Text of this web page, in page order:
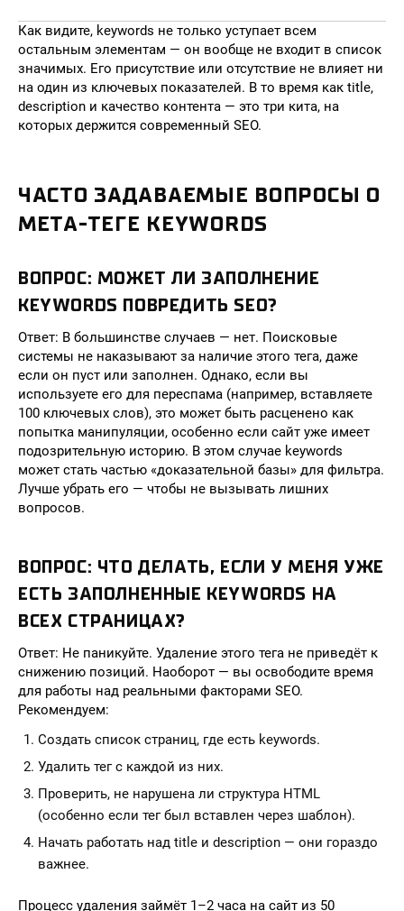
Как видите, keywords не только уступает всем
остальным элементам — он вообще не входит в список
значимых. Его присутствие или отсутствие не влияет ни
на один из ключевых показателей. В то время как title,
description и качество контента — это три кита, на
которых держится современный SEO.
ЧАСТО ЗАДАВАЕМЫЕ ВОПРОСЫ О
МЕТА-ТЕГЕ KEYWORDS
ВОПРОС: МОЖЕТ ЛИ ЗАПОЛНЕНИЕ
KEYWORDS ПОВРЕДИТЬ SEO?
Ответ: В большинстве случаев — нет. Поисковые
системы не наказывают за наличие этого тега, даже
если он пуст или заполнен. Однако, если вы
используете его для переспама (например, вставляете
100 ключевых слов), это может быть расценено как
попытка манипуляции, особенно если сайт уже имеет
подозрительную историю. В этом случае keywords
может стать частью «доказательной базы» для фильтра.
Лучше убрать его — чтобы не вызывать лишних
вопросов.
ВОПРОС: ЧТО ДЕЛАТЬ, ЕСЛИ У МЕНЯ УЖЕ
ЕСТЬ ЗАПОЛНЕННЫЕ KEYWORDS НА
ВСЕХ СТРАНИЦАХ?
Ответ: Не паникуйте. Удаление этого тега не приведёт к
снижению позиций. Наоборот — вы освободите время
для работы над реальными факторами SEO.
Рекомендуем:
Создать список страниц, где есть keywords.
Удалить тег с каждой из них.
Проверить, не нарушена ли структура HTML
(особенно если тег был вставлен через шаблон).
Начать работать над title и description — они гораздо
важнее.
Процесс удаления займёт 1–2 часа на сайт из 50